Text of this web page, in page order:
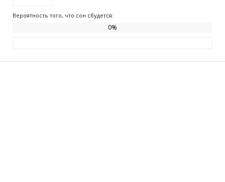
Вероятность того, что сон сбудется:
0%